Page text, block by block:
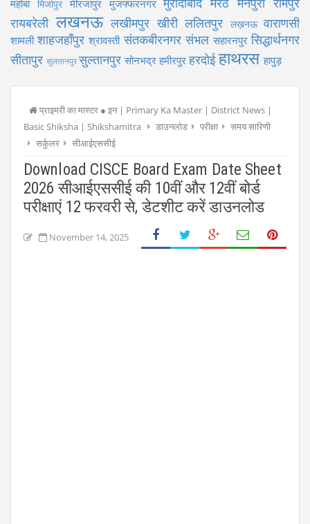
महोबा मिर्जापुर मीरजापुर मुजफ्फरनगर
रायबरेली लखनऊ लखीमपुर खीरी ललितपुर लख़नऊ वाराणसी
शामली शाहजहाँपुर श्रावस्ती संतकबीरनगर संभल सहारनपुर सिद्धार्थनगर
सीतापुर सुलतानपुरसुल्तानपुर सोनभद्र हमीरपुर हरदोई हाथरस हापुड़
प्राइमरी का मास्टर ● इन | Primary Ka Master | District News |
Basic Shiksha | Shikshamitra
डाउनलोड परीक्षा
समय सारिणी
सर्कुलर
सीआईएससीई
Download CISCE Board Exam Date Sheet
2026 सीआईएससीई की 10वीं और 12वीं बोर्ड
परीक्षाएं 12 फरवरी से, डेटशीट करें डाउनलोड
November 14, 2025